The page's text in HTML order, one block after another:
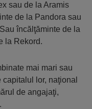
sau de la Aramis
de la Pandora sau
încălţăminte de la
la Rekord.
mai mari sau
lor, naţional
de angajaţi,